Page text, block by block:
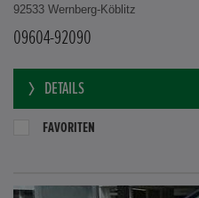
92533 Wernberg-Köblitz
09604-92090
DETAILS
FAVORITEN